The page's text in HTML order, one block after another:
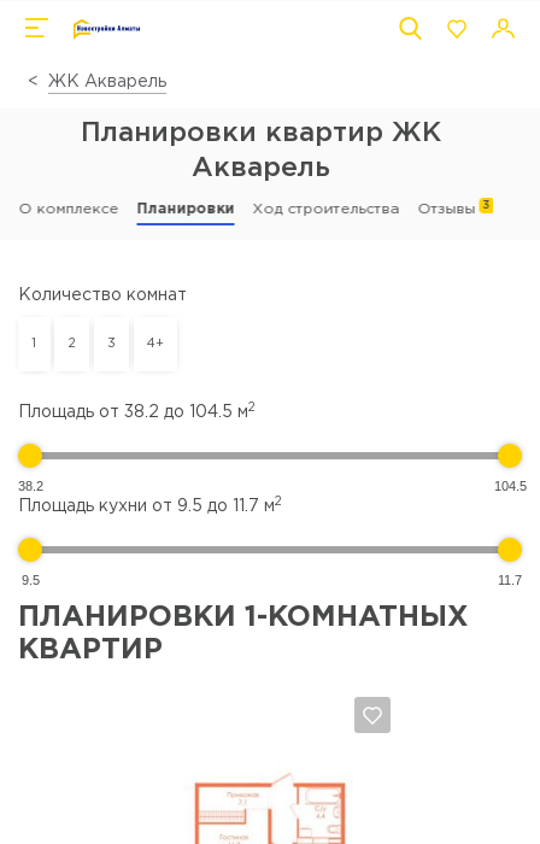
ЖК Акварель
Планировки квартир ЖК
Акварель
О комплексе Планировки Ход строительства Отзывы 3
Количество комнат
1 2 3 4+
Площадь от 38.2 до 104.5 м2
38.2
104.5
Площадь кухни от 9.5 до 11.7 м 2
9.5 11.7
ПЛАНИРОВКИ 1-КОМНАТНЫХ
КВАРТИР